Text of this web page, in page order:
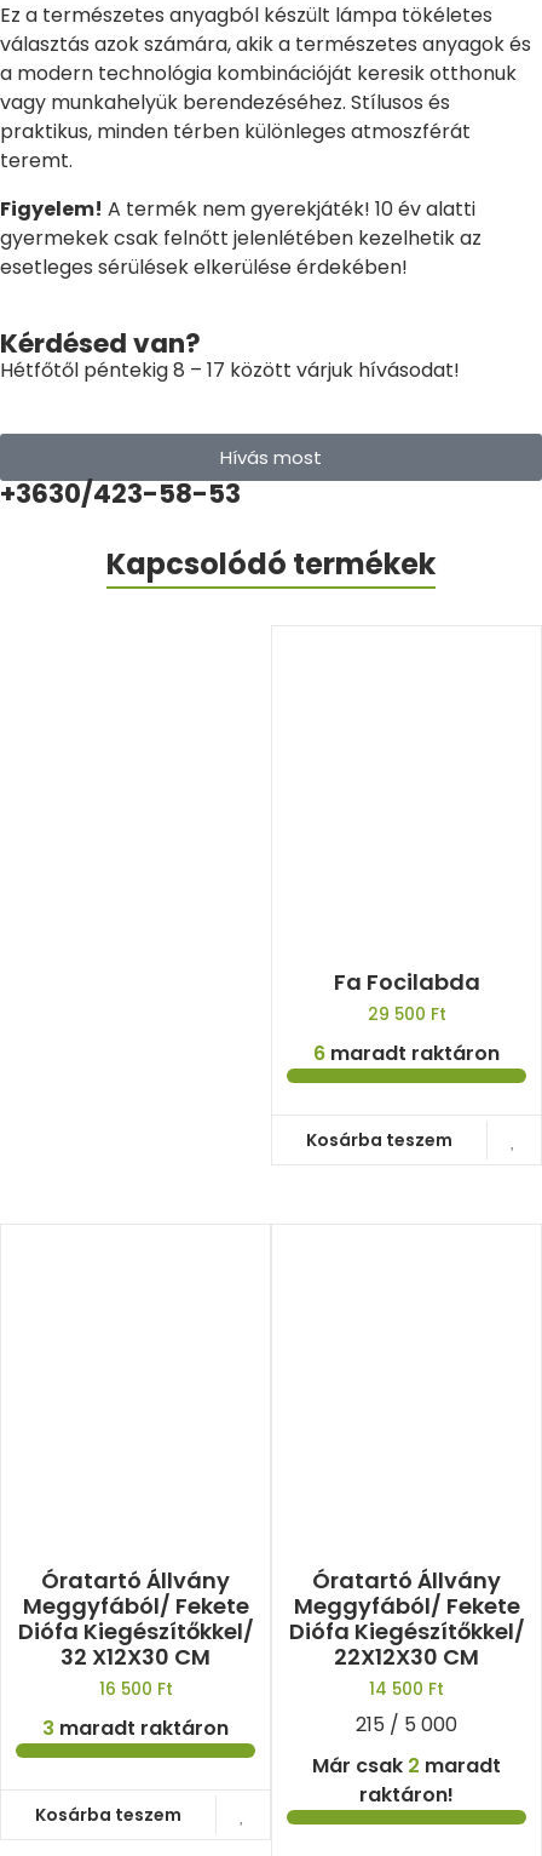
Ez a természetes anyagból készült lámpa tökéletes
választás azok számára, akik a természetes anyagok és
a modern technológia kombinációját keresik otthonuk
vagy munkahelyük berendezéséhez. Stílusos és
praktikus, minden térben különleges atmoszférát
teremt.
Figyelem! A termék nem gyerekjáték! 10 év alatti
gyermekek csak felnőtt jelenlétében kezelhetik az
esetleges sérülések elkerülése érdekében!
Kérdésed van?
Hétfőtől péntekig 8 – 17 között várjuk hívásodat!
Hívás most
+3630/423-58-53
Kapcsolódó termékek
Fa Focilabda
29 500 Ft
6 maradt raktáron
Kosárba teszem
Óratartó Állvány
Meggyfából/ Fekete
Diófa Kiegészítőkkel/
32 X12X30 CM
16 500 Ft
3 maradt raktáron
Kosárba teszem
Óratartó Állvány
Meggyfából/ Fekete
Diófa Kiegészítőkkel/
22X12X30 CM
14 500 Ft
215 / 5 000
Már csak 2 maradt
raktáron!